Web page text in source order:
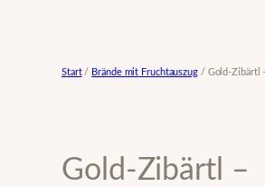
Start/ Brände mit Fruchtauszug/ Gold-Zibärtl
Gold-Zibärtl –